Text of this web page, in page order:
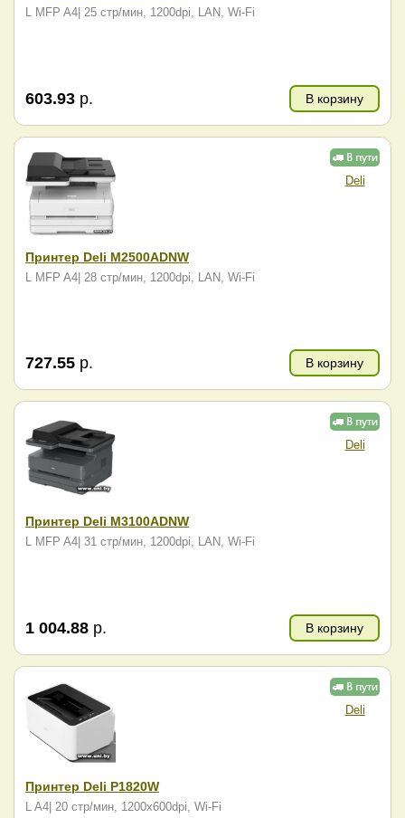
L MFP A4| 25 стр/мин, 1200dpi, LAN, Wi-Fi
603.93 р. В корзину
Deli
Принтер Deli M2500ADNW
L MFP A4| 28 стр/мин, 1200dpi, LAN, Wi-Fi
727.55 р. В корзину
Deli
Принтер Deli M3100ADNW
L MFP A4| 31 стр/мин, 1200dpi, LAN, Wi-Fi
1 004.88 р. В корзину
Deli
Принтер Deli P1820W
L A4| 20 стр/мин, 1200x600dpi, Wi-Fi